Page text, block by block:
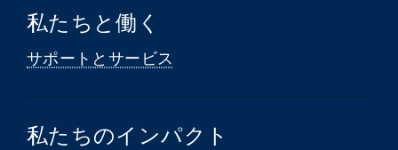
私たちと働く
サポートとサービス
私たちのインパクト